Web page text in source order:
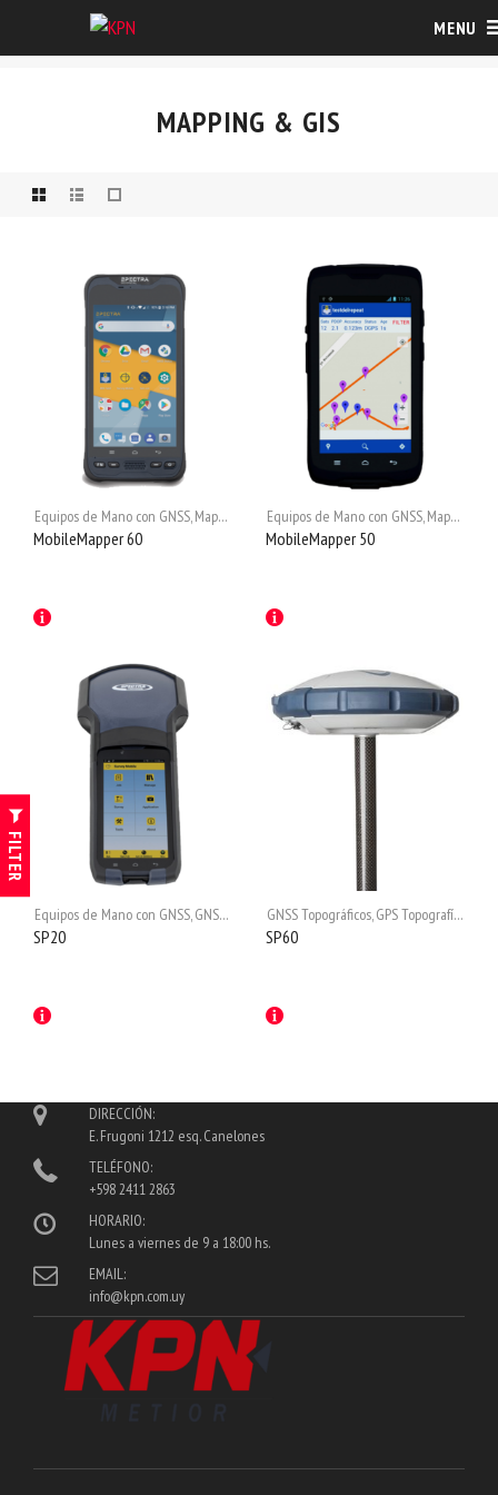
MENU
MAPPING & GIS
Equipos de Mano con GNSS,Mapping & GIS
MobileMapper 60
Equipos de Mano con GNSS,Mapping & GIS
MobileMapper 50
Equipos de Mano con GNSS,GNSS Topográficos ,GPS Topografía,Mapping & GIS
SP20
GNSS Topográficos,GPS Topografía ,
SP60
FILTER
DIRECCIÓN:
E. Frugoni 1212 esq. Canelones
TELÉFONO:
+598 2411 2863
HORARIO:
Lunes a viernes de 9 a 18:00 hs.
EMAIL:
info@kpn.com.uy